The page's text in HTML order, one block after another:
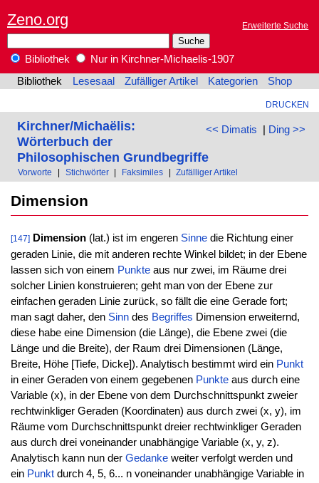
Zeno.org Erweiterte Suche
Bibliothek
Nur in Kirchner-Michaelis-1907
Bibliothek
Lesesaal Zufälliger Artikel Kategorien Shop
DRUCKEN
<< Dimatis | Ding >>
Kirchner/Michaëlis:
Wörterbuch der
Philosophischen Grundbegriffe
Vorworte Stichwörter Faksimiles Zufälliger Artikel
Dimension
[147] Dimension(lat.) ist im engeren Sinnedie Richtung einer
geraden Linie, die mit anderen rechte Winkel bildet; in der Ebene
lassen sich von einem Punkteaus nur zwei, im Räume drei
solcher Linien konstruieren; geht man von der Ebene zur
einfachen geraden Linie zurück, so fällt die eine Gerade fort;
man sagt daher, den Sinndes Begriffes Dimension erweiternd,
diese habe eine Dimension (die Länge), die Ebene zwei (die
Länge und die Breite), der Raum drei Dimensionen (Länge,
Breite, Höhe [Tiefe, Dicke]). Analytisch bestimmt wird ein Punkt
in einer Geraden von einem gegebenen Punkteaus durch eine
Variable (x), in der Ebene von dem Durchschnittspunkt zweier
rechtwinkliger Geraden (Koordinaten) aus durch zwei (x, y), im
Räume vom Durchschnittspunkt dreier rechtwinkliger Geraden
aus durch drei voneinander unabhängige Variable (x, y, z).
Analytisch kann nun der Gedankeweiter verfolgt werden und
ein Punktdurch 4, 5, 6... n voneinander unabhängige Variable in